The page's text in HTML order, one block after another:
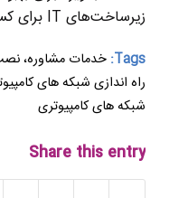
زیرساخت‌های IT برای کسب‌وکارها مفید است.
Tags: خدمات مشاوره،
راه اندازی شبکه های
شبکه های کامپیوتری
Share this entry